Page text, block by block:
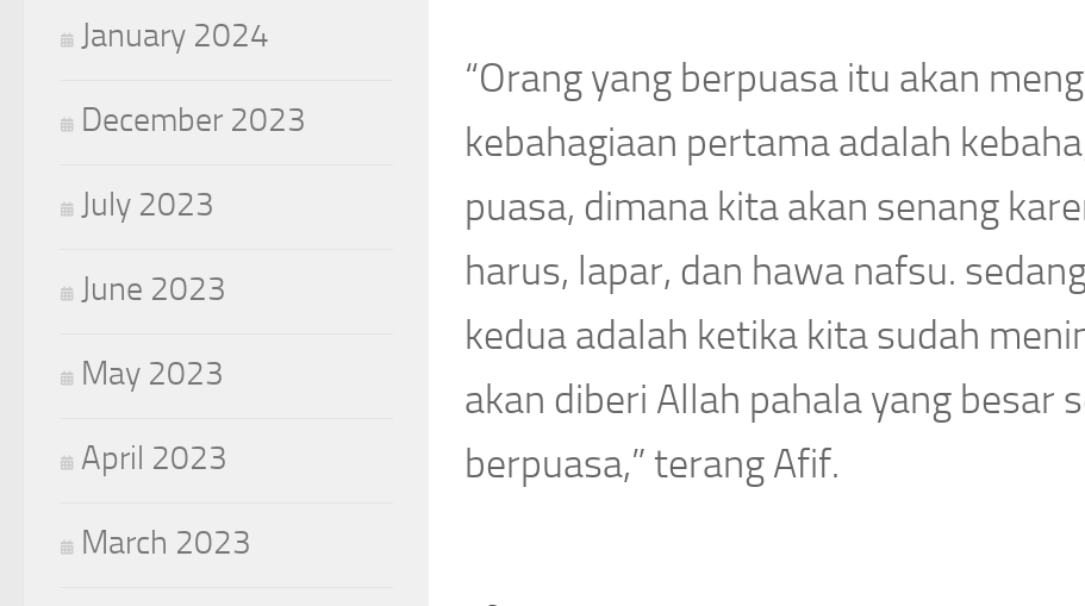
“Orang yang berpuasa itu akan
kebahagiaan pertama adalah
puasa, dimana kita akan senang
harus, lapar, dan hawa nafsu.
kedua adalah ketika kita sudah
akan diberi Allah pahala yang besar
berpuasa,” terang Afif.
January 2024
December 2023
July 2023
June 2023
May 2023
April 2023
March 2023